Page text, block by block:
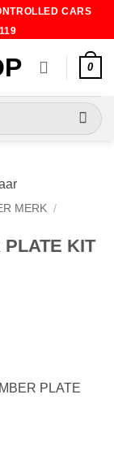
CARS
0
MERK /
KIT
PLATE
5) aantal